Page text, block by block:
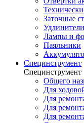
Заточные
Удлинители
Лампы и
Паяльники
Специнструмент
Специнструмент
Общего
Для
Для
Для
Для